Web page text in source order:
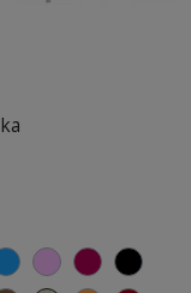
niebieski
różowymalinowy